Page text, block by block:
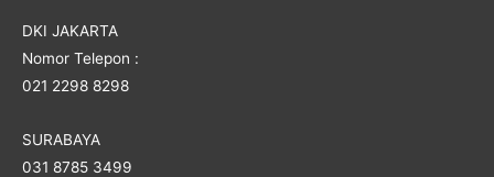
DKI JAKARTA
Nomor Telepon :
021 2298 8298
SURABAYA
031 8785 3499